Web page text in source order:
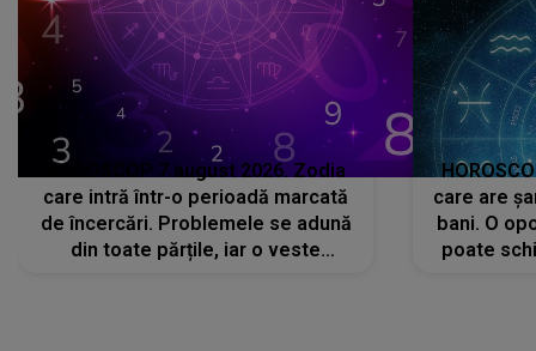
HOROSCOP 7 august 2026. Zodia
care intră într-o perioadă marcată
de încercări. Problemele se adună
din toate părțile, iar o veste
care are
bani. O
poate